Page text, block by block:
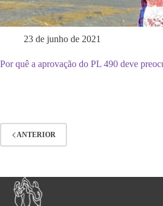
23 de junho de 2021
Por quê a aprovação do PL 490 deve
ANTERIOR